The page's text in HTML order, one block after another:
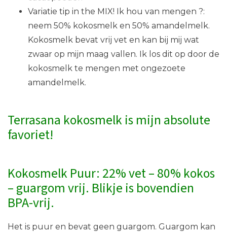
Variatie tip in the MIX! Ik hou van mengen ?:
neem 50% kokosmelk en 50% amandelmelk.
Kokosmelk bevat vrij vet en kan bij mij wat
zwaar op mijn maag vallen. Ik los dit op door de
kokosmelk te mengen met ongezoete
amandelmelk.
Terrasana kokosmelk is mijn absolute
favoriet!
Kokosmelk Puur: 22% vet – 80% kokos
– guargom vrij. Blikje is bovendien
BPA-vrij.
Het is puur en bevat geen guargom. Guargom kan